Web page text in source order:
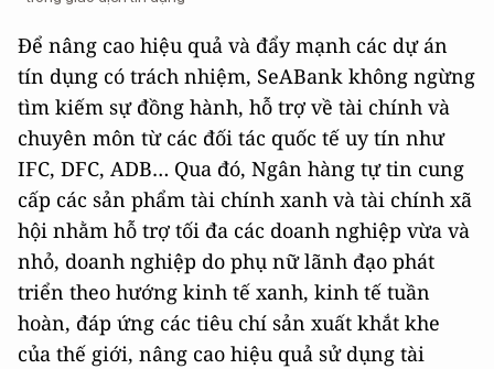
Để nâng cao hiệu quả và đẩy mạnh các dự án
tín dụng có trách nhiệm, SeABank không ngừng
tìm kiếm sự đồng hành, hỗ trợ về tài chính và
chuyên môn từ các đối tác quốc tế uy tín như
IFC, DFC, ADB… Qua đó, Ngân hàng tự tin cung
cấp các sản phẩm tài chính xanh và tài chính xã
hội nhằm hỗ trợ tối đa các doanh nghiệp vừa và
nhỏ, doanh nghiệp do phụ nữ lãnh đạo phát
triển theo hướng kinh tế xanh, kinh tế tuần
hoàn, đáp ứng các tiêu chí sản xuất khắt khe
của thế giới, nâng cao hiệu quả sử dụng tài